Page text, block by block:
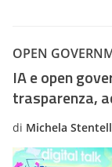
OPEN
IA e open
trasparenza,
di Michela